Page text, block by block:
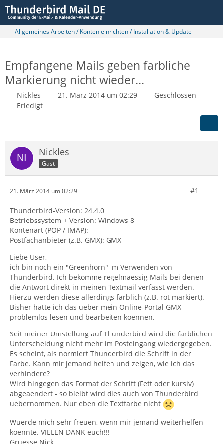
Allgemeines Arbeiten / Konten einrichten / Installation & Update
Empfangene Mails geben farbliche
Markierung nicht wieder...
Nickles 21. März 2014 um 02:29
Geschlossen
Erledigt
Nickles
Gast
21. März 2014 um 02:29 #1
Thunderbird-Version: 24.4.0
Betriebssystem + Version: Windows 8
Kontenart (POP / IMAP):
Postfachanbieter (z.B. GMX): GMX
Liebe User,
ich bin noch ein "Greenhorn" im Verwenden von
Thunderbird. Ich bekomme regelmaessig Mails bei denen
die Antwort direkt in meinen Textmail verfasst werden.
Hierzu werden diese allerdings farblich (z.B. rot markiert).
Bisher hatte ich das ueber mein Online-Portal GMX
problemlos lesen und bearbeiten koennen.
Seit meiner Umstellung auf Thunderbird wird die farblichen
Unterscheidung nicht mehr im Posteingang wiedergegeben.
Es scheint, als normiert Thunderbird die Schrift in der
Farbe. Kann mir jemand helfen und zeigen, wie ich das
verhindere?
Wird hingegen das Format der Schrift (Fett oder kursiv)
abgeaendert - so bleibt wird dies auch von Thunderbird
uebernommen. Nur eben die Textfarbe nicht
Wuerde mich sehr freuen, wenn mir jemand weiterhelfen
koennte. VIELEN DANK euch!!!
Gruesse Nick